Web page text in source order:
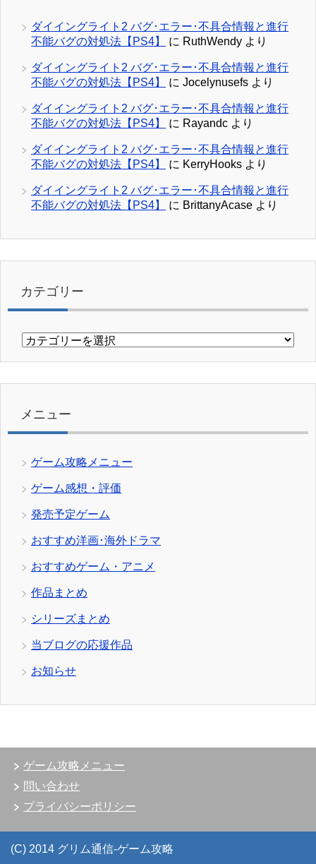
ダイイングライト2 バグ･エラー･不具合情報と進行
不能バグの対処法【PS4】
に RuthWendy より
ダイイングライト2 バグ･エラー･不具合情報と進行
不能バグの対処法【PS4】
に Jocelynusefs より
ダイイングライト2 バグ･エラー･不具合情報と進行
不能バグの対処法【PS4】
に Rayandc より
ダイイングライト2 バグ･エラー･不具合情報と進行
不能バグの対処法【PS4】
に KerryHooks より
ダイイングライト2 バグ･エラー･不具合情報と進行
不能バグの対処法【PS4】
に BrittanyAcase より
カテゴリー
カ
リ
メニュー
ゲーム攻略メニュー
ゲーム感想・評価
発売予定ゲーム
おすすめ洋画･海外ドラマ
おすすめゲーム・アニメ
作品まとめ
シリーズまとめ
当ブログの応援作品
お知らせ
ゲーム攻略メニュー
問い合わせ
プライバシーポリシー
(C) 2014 グリム通信-ゲーム攻略